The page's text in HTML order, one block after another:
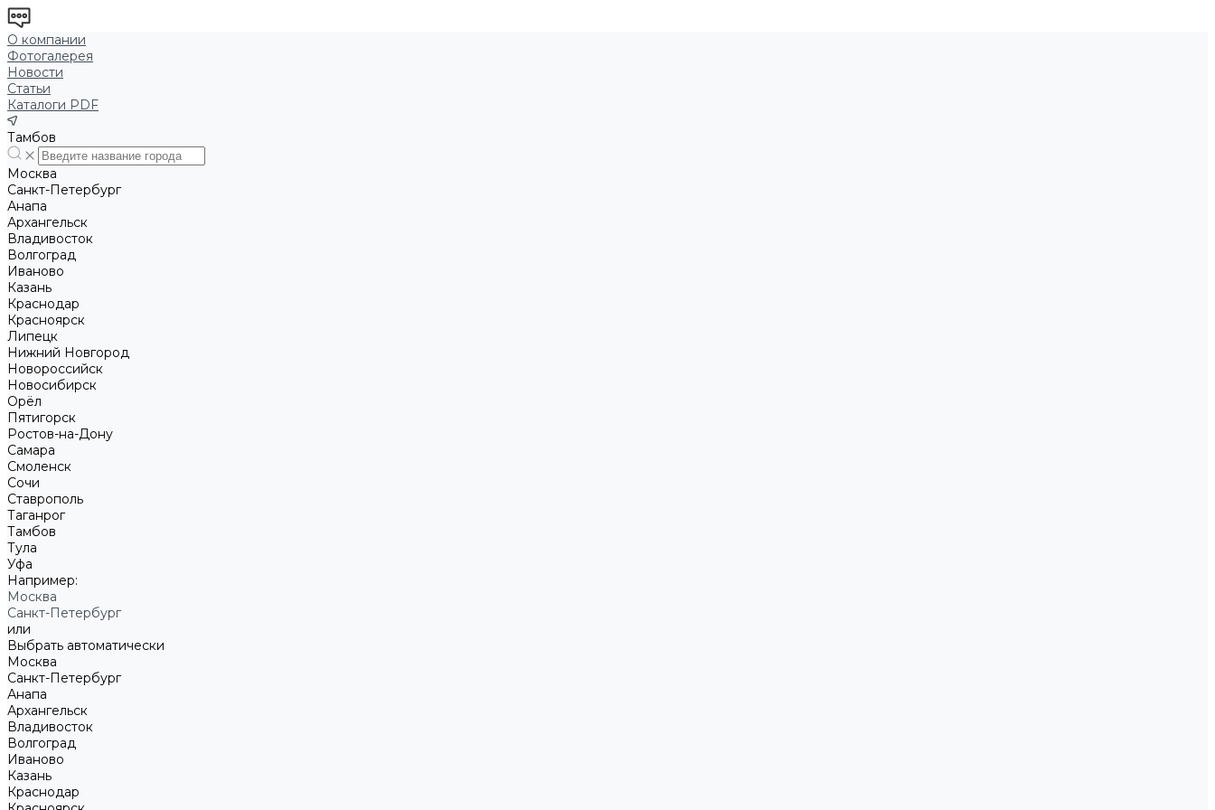
О компании
Фотогалерея
Новости
Статьи
Каталоги PDF
Тамбов
Москва
Санкт-Петербург
Анапа
Архангельск
Владивосток
Волгоград
Иваново
Казань
Краснодар
Красноярск
Липецк
Нижний Новгород
Новороссийск
Новосибирск
Орёл
Пятигорск
Ростов-на-Дону
Самара
Смоленск
Сочи
Ставрополь
Таганрог
Тамбов
Тула
Уфа
Например:
Москва
Санкт-Петербург
или
Выбрать автоматически
Москва
Санкт-Петербург
Анапа
Архангельск
Владивосток
Волгоград
Иваново
Казань
Краснодар